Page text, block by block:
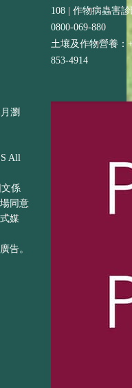
108 | 作物病蟲害
0800-069-880
土壤及作物營養：
853-4914
瀏
All
係
同意
媒
告。